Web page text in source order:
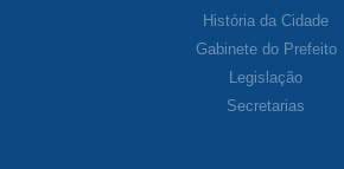
História da Cidade
Gabinete do Prefeito
Legislação
Secretarias